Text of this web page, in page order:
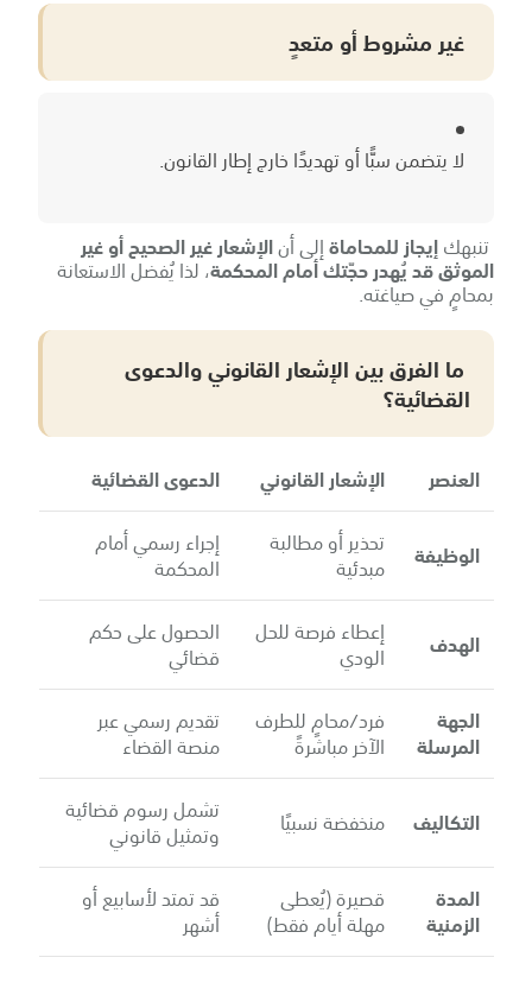
غير مشروط أو متعدٍ
لا يتضمن سبًّا أو تهديدًا خارج إطار القانون.
تنبهكإيجاز للمحاماةإلى أنالإشعار غير الصحيح أو غير
الموثق قد يُهدر حجّتك أمام المحكمة، لذا يُفضل الاستعانة
بمحامٍ في صياغته.
ما الفرق بين الإشعار القانوني والدعوى
القضائية؟
العنصر الإشعار القانوني
الدعوى القضائية
الوظيفة
تحذير أو مطالبة
مبدئية
إجراء رسمي أمام
المحكمة
الهدف
إعطاء فرصة للحل
الودي
الحصول على حكم
قضائي
الجهة
المرسلة
فرد/محامٍ للطرف
الآخر مباشرةً
تقديم رسمي عبر
منصة القضاء
التكاليف
منخفضة نسبيًا تشمل رسوم قضائية
وتمثيل قانوني
المدة
الزمنية
قصيرة (يُعطى
مهلة أيام فقط)
قد تمتد لأسابيع أو
أشهر